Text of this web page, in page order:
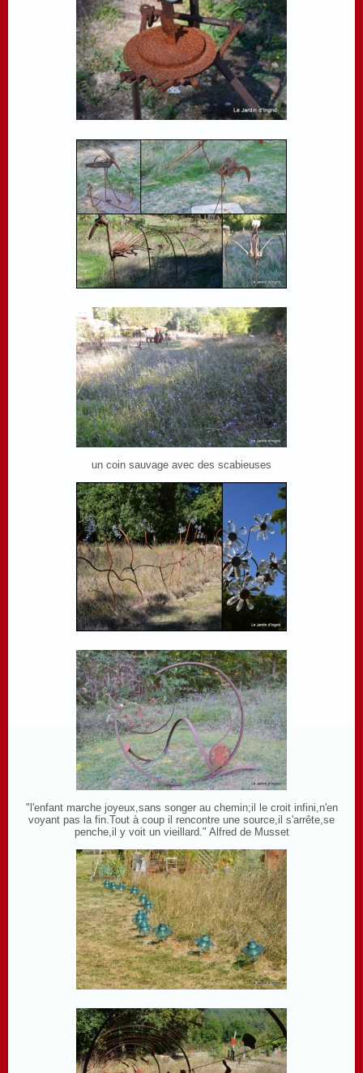
un coin sauvage avec des scabieuses
"l'enfant marche joyeux,sans songer au chemin;il le croit infini,n'en
voyant pas la fin.Tout à coup il rencontre une source,il s'arrête,se
penche,il y voit un vieillard." Alfred de Musset